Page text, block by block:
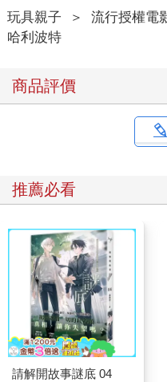
玩具親子 ＞ 流行授權電
哈利波特
商品評價
推薦必看
請解開故事謎底 04